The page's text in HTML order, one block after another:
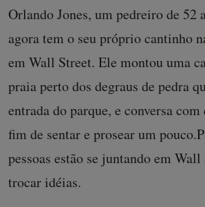
Orlando Jones, um pedreiro de 52
agora tem o seu próprio cantinho
em Wall Street. Ele montou uma
praia perto dos degraus de pedra
entrada do parque, e conversa
fim de sentar e prosear um
pessoas estão se juntando em
trocar idéias.